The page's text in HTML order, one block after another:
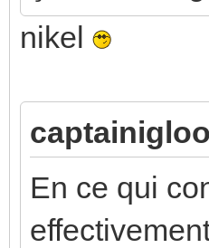
nikel
En ce qui